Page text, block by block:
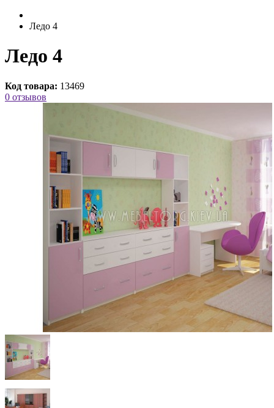
Ледо 4
Ледо 4
Код товара: 13469
0 отзывов